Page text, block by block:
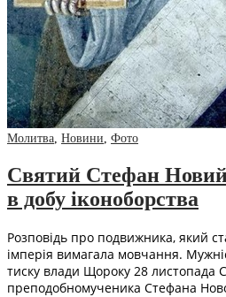
Молитва, Новини, Фото
Святий Стефан
в добу іконоборства
Розповідь про подвижника, який
імперія вимагала мовчання.
тиску влади Щороку 28 листопада
преподобномученика Стефана